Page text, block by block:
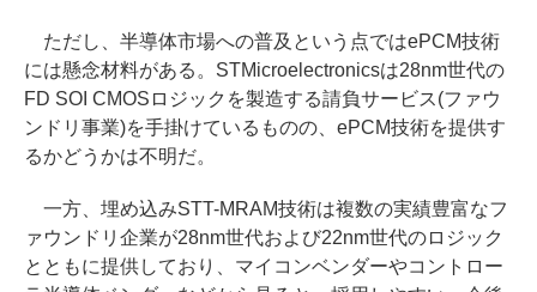
ただし、半導体市場への普及という点ではePCM技術
には懸念材料がある。STMicroelectronicsは28nm世代の
FD SOI CMOSロジックを製造する請負サービス(ファウ
ンドリ事業)を手掛けているものの、ePCM技術を提供す
るかどうかは不明だ。
一方、埋め込みSTT-MRAM技術は複数の実績豊富なフ
ァウンドリ企業が28nm世代および22nm世代のロジック
とともに提供しており、マイコンベンダーやコントロー